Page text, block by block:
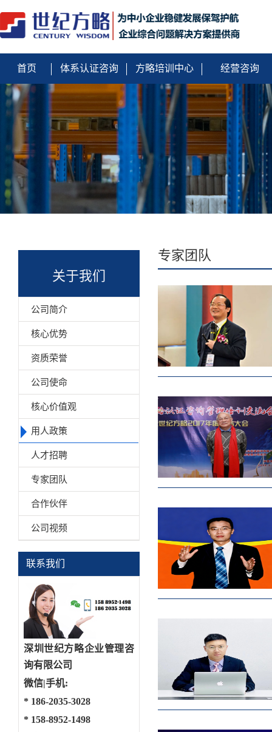
首页 体系认证咨询 方略培训中心 经营咨询
关于我们
公司简介
核心优势
资质荣誉
公司使命
核心价值观
用人政策
人才招聘
专家团队
合作伙伴
公司视频
联系我们
深圳世纪方略企业管理咨
询有限公司
微信|手机:
* 186-2035-3028
* 158-8952-1498
专家团队